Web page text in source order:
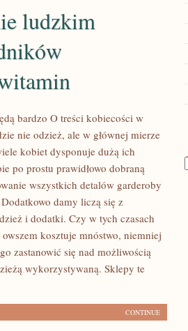
ludzkim
bardzo O treści kobiecości w
nie odzież, ale w głównej mierze
kobiet dysponuje dużą ich
po prostu prawidłowo dobraną
wszystkich detalów garderoby
damy liczą się z
i dodatki. Czy w tych czasach
kosztuje mnóstwo, niemniej
zastanowić się nad możliwością
wykorzystywaną. Sklepy te
CONTINUE